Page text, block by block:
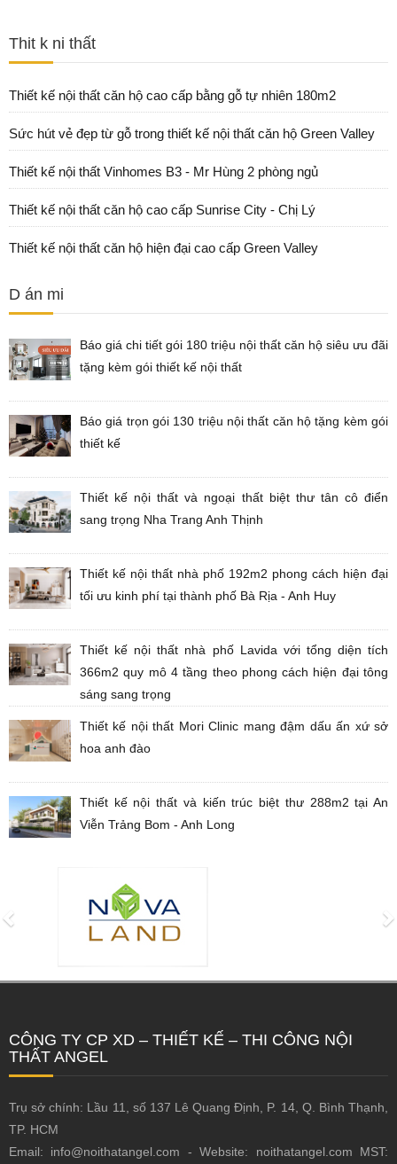
Thit k ni thất
Thiết kế nội thất căn hộ cao cấp bằng gỗ tự nhiên 180m2
Sức hút vẻ đẹp từ gỗ trong thiết kế nội thất căn hộ Green Valley
Thiết kế nội thất Vinhomes B3 - Mr Hùng 2 phòng ngủ
Thiết kế nội thất căn hộ cao cấp Sunrise City - Chị Lý
Thiết kế nội thất căn hộ hiện đại cao cấp Green Valley
D án mi
Báo giá chi tiết gói 180 triệu nội thất căn hộ siêu ưu đãi
tặng kèm gói thiết kế nội thất
Báo giá trọn gói 130 triệu nội thất căn hộ tặng kèm gói
thiết kế
Thiết kế nội thất và ngoại thất biệt thư tân cô điển
sang trọng Nha Trang Anh Thịnh
Thiết kế nội thất nhà phố 192m2 phong cách hiện đại
tối ưu kinh phí tại thành phố Bà Rịa - Anh Huy
Thiết kế nội thất nhà phố Lavida với tổng diện tích
366m2 quy mô 4 tầng theo phong cách hiện đại tông
sáng sang trọng
Thiết kế nội thất Mori Clinic mang đậm dấu ấn xứ sở
hoa anh đào
Thiết kế nội thất và kiến trúc biệt thư 288m2 tại An
Viễn Trảng Bom - Anh Long
CÔNG TY CP XD – THIẾT KẾ – THI CÔNG NỘI
THẤT ANGEL
Trụ sở chính: Lầu 11, số 137 Lê Quang Định, P. 14, Q. Bình Thạnh,
TP. HCM
Email: info@noithatangel.com - Website: noithatangel.com MST: